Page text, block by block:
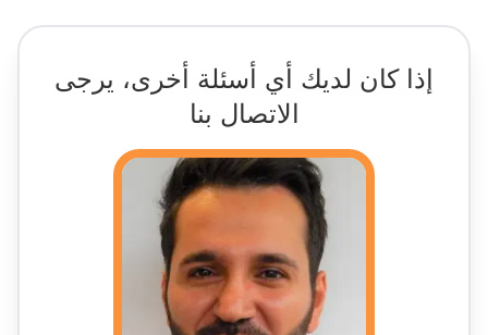
إذا كان لديك أي أسئلة أخرى، يرجى
الاتصال بنا